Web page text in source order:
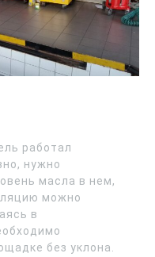
работал
нужно
масла в нем,
можно
в
без уклона.